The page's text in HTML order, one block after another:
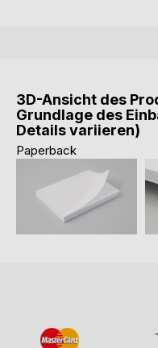
3D-Ansicht des
Grundlage des
Details variieren)
Paperback